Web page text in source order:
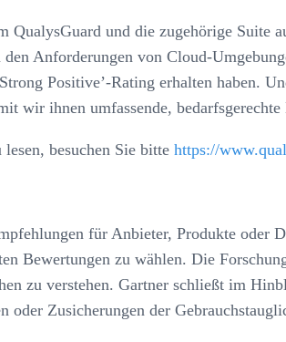
QualysGuard und die zugehörige Suite
Anforderungen von Cloud-
Positive’-Rating erhalten haben.
wir ihnen umfassende,
besuchen Sie bitte https://
für Anbieter, Produkte oder
Bewertungen zu wählen. Die
zu verstehen. Gartner schließt im
oder Zusicherungen der